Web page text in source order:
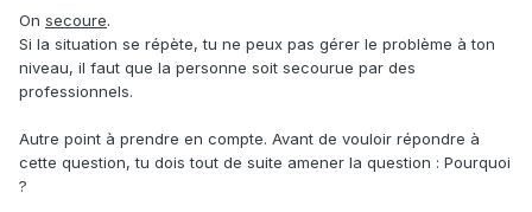
On secoure.
Si la situation se répète, tu ne peux pas gérer le problème à ton
niveau, il faut que la personne soit secourue par des
professionnels.
Autre point à prendre en compte. Avant de vouloir répondre à
cette question, tu dois tout de suite amener la question : Pourquoi
?